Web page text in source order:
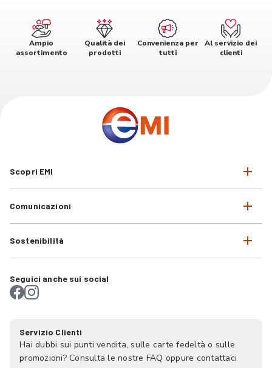
Ampio
assortimento
Qualità dei
prodotti
Convenienza per
tutti
Al servizio dei
clienti
Scopri EMI
Comunicazioni
Sostenibilità
Seguici anche sui social
Servizio Clienti
Hai dubbi sui punti vendita, sulle carte fedeltà o sulle
promozioni? Consulta le nostre FAQ oppure contattaci